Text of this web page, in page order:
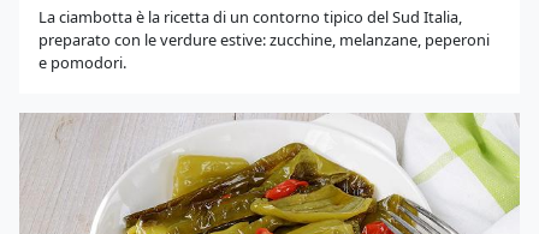
La ciambotta è la ricetta di un contorno tipico del Sud Italia,
preparato con le verdure estive: zucchine, melanzane, peperoni
e pomodori.